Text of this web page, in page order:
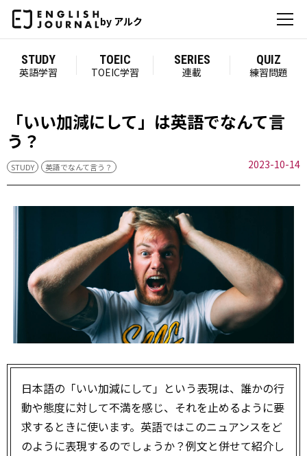
by アルク
STUDY
英語学習
TOEIC
TOEIC学習
SERIES
連載
QUIZ
練習問題
「いい加減にして」は英語でなんて言
う？
STUDY 英語でなんて言う？ 2023-10-14
日本語の「いい加減にして」という表現は、誰かの行
動や態度に対して不満を感じ、それを止めるように要
求するときに使います。英語ではこのニュアンスをど
のように表現するのでしょうか？例文と併せて紹介し